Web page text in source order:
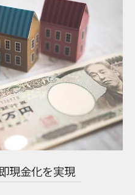
現金化を実現